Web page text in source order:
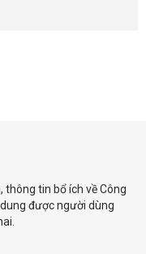
thông tin bổ ích về Công
được người dùng